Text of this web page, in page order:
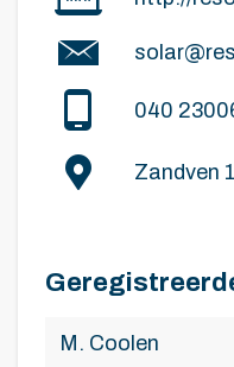
040
Zandven
M. Coolen